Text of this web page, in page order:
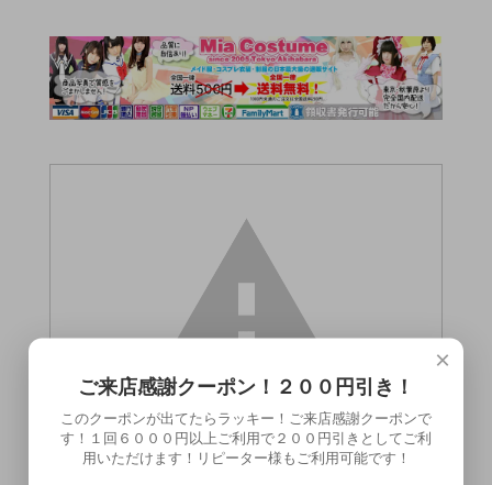
×
ご来店感謝クーポン！２００円引き！
このクーポンが出てたらラッキー！ご来店感謝クーポンで
す！１回６０００円以上ご利用で２００円引きとしてご利
用いただけます！リピーター様もご利用可能です！